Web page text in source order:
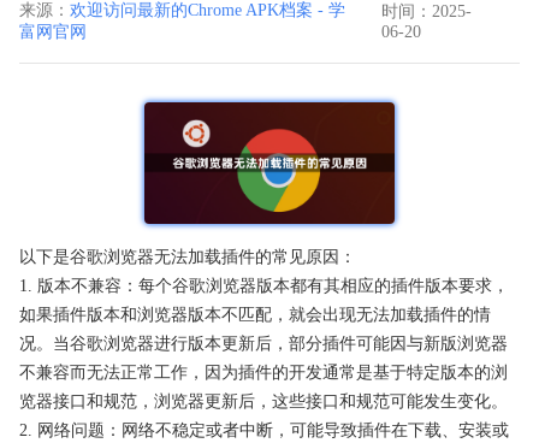
来源： 欢迎访问最新的Chrome APK档案 - 学
富网官网
时间：2025-
06-20
以下是谷歌浏览器无法加载插件的常见原因：
1. 版本不兼容：每个谷歌浏览器版本都有其相应的插件版本要求，
如果插件版本和浏览器版本不匹配，就会出现无法加载插件的情
况。当谷歌浏览器进行版本更新后，部分插件可能因与新版浏览器
不兼容而无法正常工作，因为插件的开发通常是基于特定版本的浏
览器接口和规范，浏览器更新后，这些接口和规范可能发生变化。
2. 网络问题：网络不稳定或者中断，可能导致插件在下载、安装或